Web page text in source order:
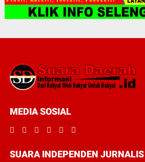
MEDIA SOSIAL
SUARA INDEPENDEN